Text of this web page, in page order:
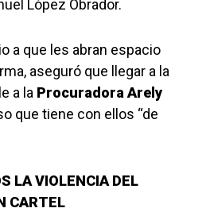
López Obrador.
a que les abran espacio
aseguró que llegar a la
a la Procuradora Arely
que tiene con ellos “de
LA VIOLENCIA DEL
CARTEL